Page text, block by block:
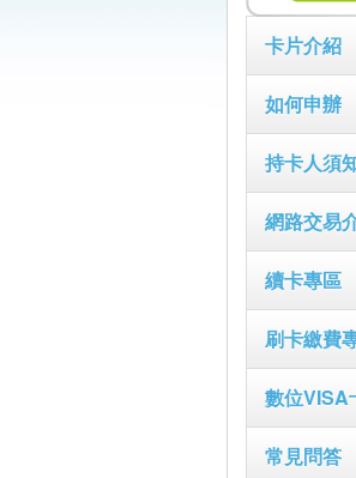
卡片介紹
如何申辦
持卡人須
網路交易
續卡專區
刷卡繳費
數位VISA
常見問答